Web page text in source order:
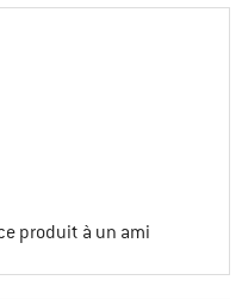
produit à un ami